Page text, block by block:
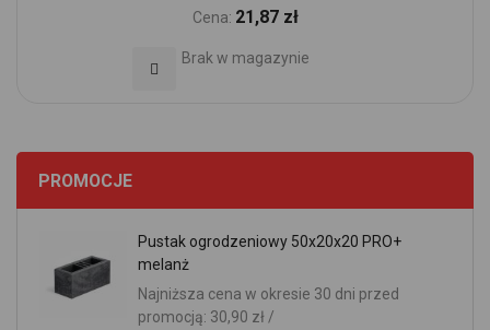
Cena: 21,87 zł
Brak w magazynie
Dodaj do Ulubionych
PROMOCJE
Pustak ogrodzeniowy 50x20x20 PRO+
melanż
Najniższa cena w okresie 30 dni przed
promocją: 30,90 zł /